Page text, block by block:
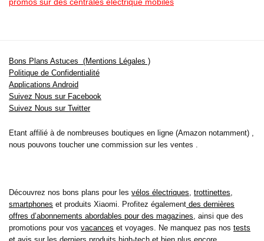
Bons Plans Astuces (Mentions Légales )
Politique de Confidentialité
Applications Android
Suivez Nous sur Facebook
Suivez Nous sur Twitter
Etant affilié à de nombreuses boutiques en ligne (Amazon notamment) ,
nous pouvons toucher une commission sur les ventes .
Découvrez nos bons plans pour les vélos électriques trottinettes
smartphones et produits Xiaomi. Profitez également des dernières
offres d’abonnements abordables pour des magazines , ainsi que des
promotions pour vos vacances et voyages. Ne manquez pas nos tests
et avis sur les derniers produits high-tech et bien plus encore.